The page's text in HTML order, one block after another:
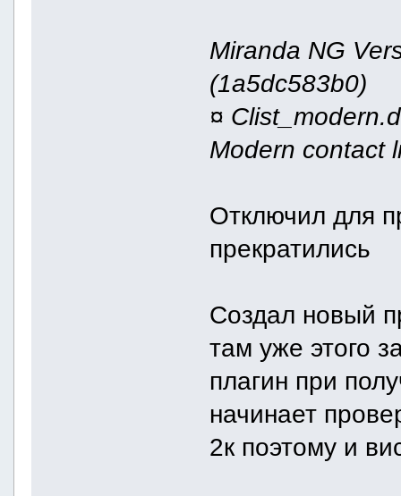
Miranda NG
(1a5dc583b0)
¤
Modern contact
Отключил для
прекратились
Создал новый
там уже этого
плагин при
начинает
2к поэтому и